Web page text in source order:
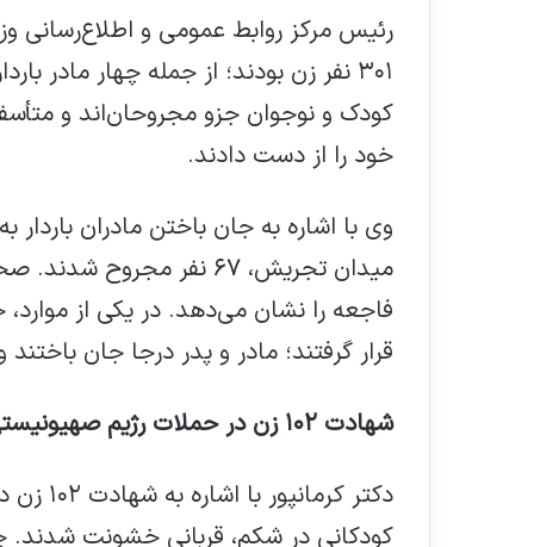
رئیس مرکز روابط عمومی و اطلاع‌رسانی
خود را از دست دادند.
وی با اشاره به جان‌ باختن مادران
میدان تجریش، ۶۷ نفر
فاجعه را نشان می‌دهد. در یکی از
قرار گرفتند؛ مادر و پدر درجا جان
شهادت ۱۰۲ زن در حملات رژیم صهیونیستی
دکتر
کودکانی در شکم، قربانی خشونت شدند.